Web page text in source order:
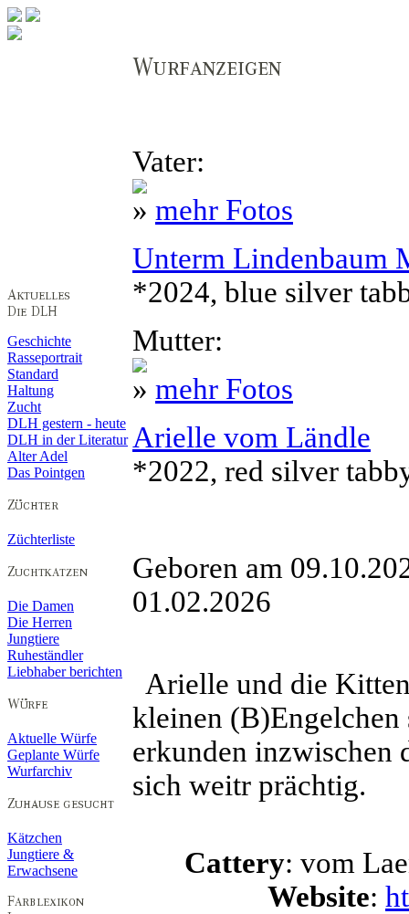
Geschichte
Rasseportrait
Standard
Haltung
Zucht
DLH gestern - heute
DLH in der Literatur
Alter Adel
Das Pointgen
Züchterliste
Die Damen
Die Herren
Jungtiere
Ruheständler
Liebhaber berichten
Aktuelle Würfe
Geplante Würfe
Wurfarchiv
Kätzchen
Jungtiere &
Erwachsene
Vater:
» mehr Fotos
Unterm Lindenbaum
*2024, blue silver
Mutter:
» mehr Fotos
Arielle vom Ländle
*2022, red silver
Geboren am
01.02.2026
Arielle und die
kleinen (B)Engelchen
erkunden inzwischen
sich weitr prächtig.
Cattery: vom
Website: